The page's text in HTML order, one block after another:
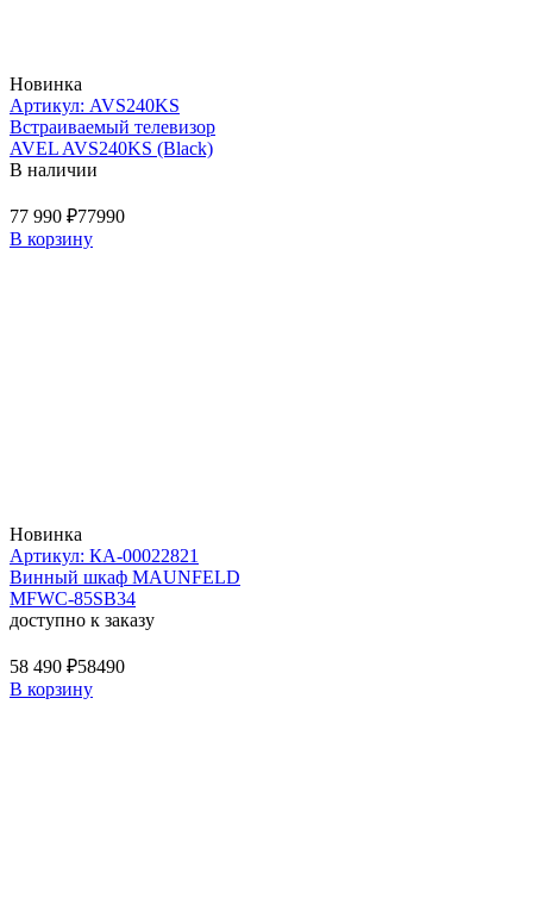
Новинка
Артикул: AVS240KS
Встраиваемый телевизор
AVEL AVS240KS (Black)
В наличии
77 990 ₽77990
В корзину
Новинка
Артикул: КА-00022821
Винный шкаф MAUNFELD
MFWC-85SB34
доступно к заказу
58 490 ₽58490
В корзину